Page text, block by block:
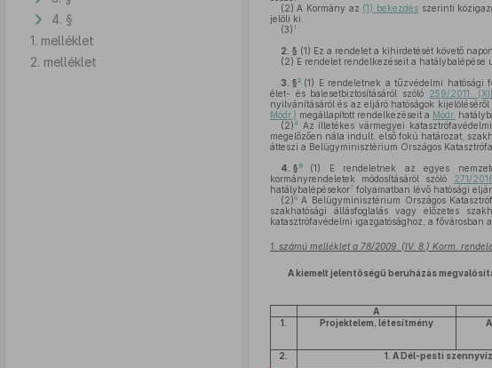
4. §
1. melléklet
2. melléklet
(2) A Kormány az (1) bekezdés szerinti
jelöli ki.
(3) 1
2. § (1) Ez a rendelet a kihirdetését követő
(2) E rendelet rendelkezéseit a
3. §2 (1) E rendeletnek a tűzvédelmi hatósági
élet- és balesetbiztosításáról szóló 259/2011.
nyilvánításáról és az eljáró hatóságok
Módr.) megállapított rendelkezéseit a Módr.
(2)4Az illetékes vármegyei
megelőzően nála indult, első fokú határozat,
átteszi a Belügyminisztérium Országos
4. § 6 (1)
E rendeletnek az egyes
kormányrendeletek módosításáról szóló
271/
hatálybalépésekor7folyamatban lévő hatósági
(2)8A Belügyminisztérium Országos
szakhatósági állásfoglalás vagy előzetes
katasztrófavédelmi igazgatósághoz, a fővárosban
1. számú melléklet a 78/2009. (IV. 8.) Korm.
A kiemelt jelentőségű beruházás
A
1.
Projektelem, létesítmény
2.
1. A Dél-pesti